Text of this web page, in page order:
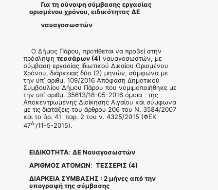
Για τη σύναψη σύμβασης εργασίας
ορισμένου χρόνου, ειδικότητας ΔΕ
ναυαγοσωστών
Ο Δήμος Πάρου, προτίθεται να προβεί στην
πρόσληψη τεσσάρων (4) ναυαγοσωστών, με
σύμβαση εργασίας Ιδιωτικού Δικαίου Ορισμένου
Χρόνου, διάρκειας δύο (2) μηνών, σύμφωνα με
την υπ΄ αριθμ. 109/2016 Απόφαση Δημοτικού
Συμβουλίου Δήμου Πάρου που νομιμοποιήθηκε με
την υπ΄ αριθμ. 35613/18-05-2016 όμοια της
Αποκεντρωμένης Διοίκησης Αιγαίου και σύμφωνα
με τις διατάξεις του άρθρου 206 του Ν. 3584/2007
και το άρ. 41 παρ. 2 του ν. 4325/2015 (ΦΕΚ
47Α΄/11-5-2015).
ΕΙΔΙΚΟΤΗΤΑ: ΔΕ Ναυαγοσωστών
ΑΡΙΘΜΟΣ ΑΤΟΜΩΝ: ΤΕΣΣΕΡΙΣ (4)
ΔΙΑΡΚΕΙΑ ΣΥΜΒΑΣΗΣ : 2μήνες από την
υπογραφή της σύμβασης